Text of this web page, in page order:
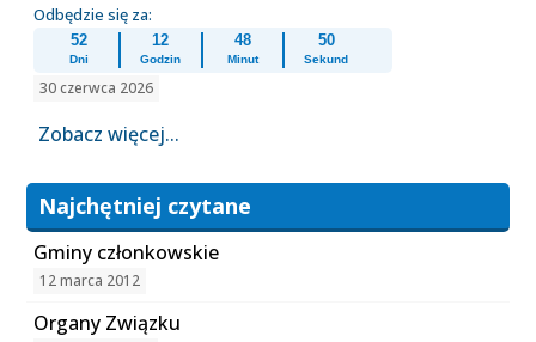
Odbędzie się za:
52
Dni
12
Godzin
48
Minut
50
Sekund
30 czerwca 2026
Zobacz więcej...
Najchętniej czytane
Gminy członkowskie
12 marca 2012
Organy Związku